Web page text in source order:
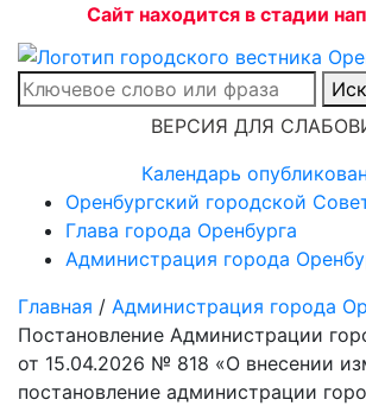
Сайт находится в стадии
ВЕРСИЯ ДЛЯ
Календарь
Оренбургский городской
Глава города Оренбурга
Администрация города
Главная / Администрация города
Постановление Администрации
от 15.04.2026 № 818 «О внесении
постановление администрации